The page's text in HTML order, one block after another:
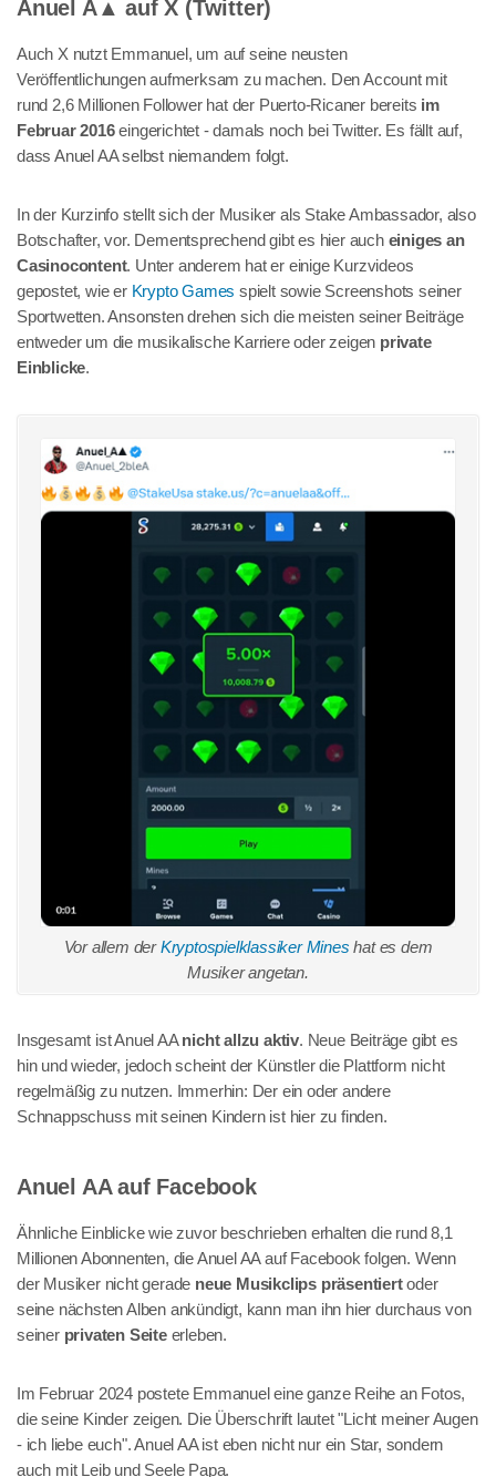
Anuel A▲ auf X (Twitter)
Auch X nutzt Emmanuel, um auf seine neusten
Veröffentlichungen aufmerksam zu machen. Den Account mit
rund 2,6 Millionen Follower hat der Puerto-Ricaner bereits im
Februar 2016eingerichtet - damals noch bei Twitter. Es fällt auf,
dass Anuel AA selbst niemandem folgt.
In der Kurzinfo stellt sich der Musiker als Stake Ambassador, also
Botschafter, vor. Dementsprechend gibt es hier auch einiges an
Casinocontent. Unter anderem hat er einige Kurzvideos
gepostet, wie er Krypto Games spielt sowie Screenshots seiner
Sportwetten. Ansonsten drehen sich die meisten seiner Beiträge
entweder um die musikalische Karriere oder zeigen private
Einblicke.
Vor allem derKryptospielklassiker Mines hat es dem
Musiker angetan.
Insgesamt ist Anuel AAnicht allzu aktiv. Neue Beiträge gibt es
hin und wieder, jedoch scheint der Künstler die Plattform nicht
regelmäßig zu nutzen. Immerhin: Der ein oder andere
Schnappschuss mit seinen Kindern ist hier zu finden.
Anuel AA auf Facebook
Ähnliche Einblicke wie zuvor beschrieben erhalten die rund 8,1
Millionen Abonnenten, die Anuel AA auf Facebook folgen. Wenn
der Musiker nicht gerade neue Musikclips präsentiertoder
seine nächsten Alben ankündigt, kann man ihn hier durchaus von
seiner privaten Seiteerleben.
Im Februar 2024 postete Emmanuel eine ganze Reihe an Fotos,
die seine Kinder zeigen. Die Überschrift lautet "Licht meiner Augen
- ich liebe euch". Anuel AA ist eben nicht nur ein Star, sondern
auch mit Leib und Seele Papa.